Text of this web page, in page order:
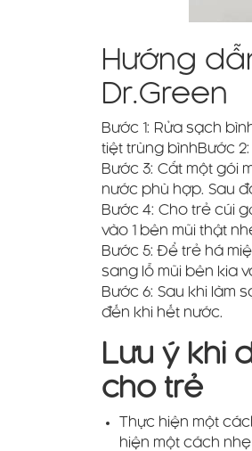
Hướng
Dr.Green
Bước 1: Rửa sạch
tiệt trùng bìnhBước
Bước 3: Cắt một gói
nước phù hợp. Sau
Bước 4: Cho trẻ cúi
vào 1 bên mũi thật
Bước 5: Để trẻ há
sang lỗ mũi bên kia
Bước 6: Sau khi làm
đến khi hết nước.
Lưu ý khi
cho trẻ
Thực hiện một
hiện một cách